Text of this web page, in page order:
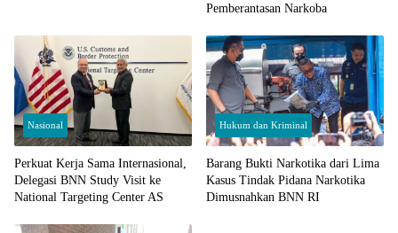
Pemberantasan Narkoba
Nasional
Perkuat Kerja Sama Internasional,
Delegasi BNN Study Visit ke
National Targeting Center AS
Hukum dan Kriminal
Barang Bukti Narkotika dari Lima
Kasus Tindak Pidana Narkotika
Dimusnahkan BNN RI